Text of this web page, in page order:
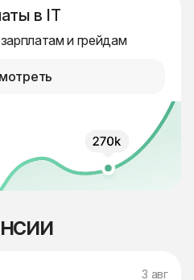
в IT
и грейдам
3 авг